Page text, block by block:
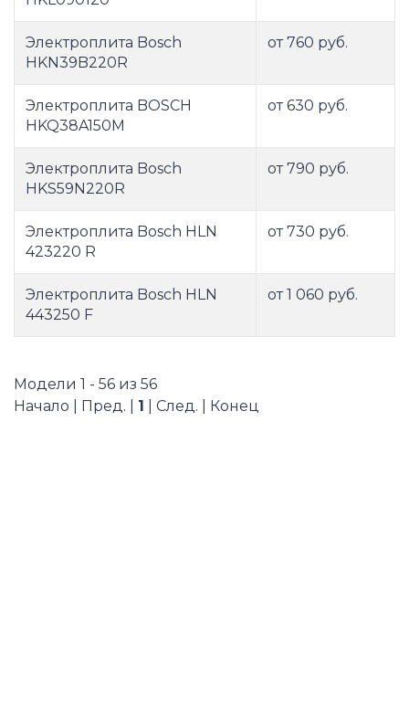
Электроплита Bosch
HKN39B220R
от 760 руб.
Электроплита BOSCH
HKQ38A150M
от 630 руб.
Электроплита Bosch
HKS59N220R
от 790 руб.
Электроплита Bosch HLN
423220 R
от 730 руб.
Электроплита Bosch HLN
443250 F
от 1 060 руб.
Модели 1 - 56 из 56
Начало | Пред. | 1 | След. | Конец